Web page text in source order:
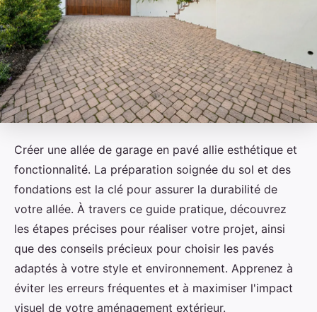
Créer une allée de garage en pavé allie esthétique et
fonctionnalité. La préparation soignée du sol et des
fondations est la clé pour assurer la durabilité de
votre allée. À travers ce guide pratique, découvrez
les étapes précises pour réaliser votre projet, ainsi
que des conseils précieux pour choisir les pavés
adaptés à votre style et environnement. Apprenez à
éviter les erreurs fréquentes et à maximiser l'impact
visuel de votre aménagement extérieur.